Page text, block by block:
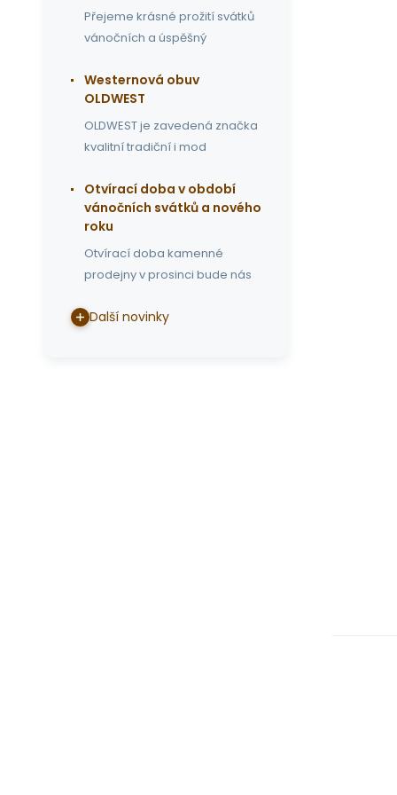
Přejeme krásné prožití svátků
vánočních a úspěšný
Westernová obuv
OLDWEST
OLDWEST je zavedená značka
kvalitní tradiční i mod
Otvírací doba v období
vánočních svátků a nového
roku
Otvírací doba kamenné
prodejny v prosinci bude nás
Další novinky